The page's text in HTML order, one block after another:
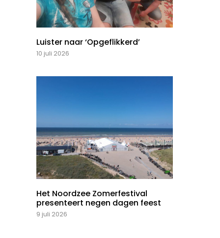
Luister naar ‘Opgeflikkerd’
10 juli 2026
Het Noordzee Zomerfestival
presenteert negen dagen feest
9 juli 2026